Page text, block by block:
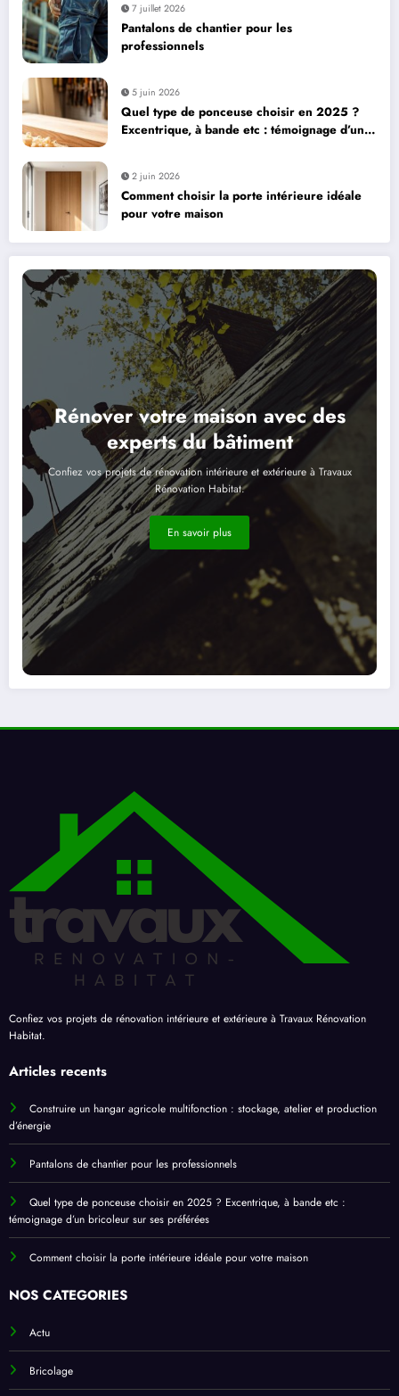
7 juillet 2026
Pantalons de chantier pour les
professionnels
5 juin 2026
Quel type de ponceuse choisir en 2025 ?
Excentrique, à bande etc : témoignage d’un
2 juin 2026
Comment choisir la porte intérieure idéale
pour votre maison
Rénover votre maison avec des
experts du bâtiment
Confiez vos projets de rénovation intérieure et extérieure à Travaux
Rénovation Habitat.
En savoir plus
Confiez vos projets de rénovation intérieure et extérieure à Travaux Rénovation
Habitat.
Articles recents
Construire un hangar agricole multifonction : stockage, atelier et production
d’énergie
Pantalons de chantier pour les professionnels
Quel type de ponceuse choisir en 2025 ? Excentrique, à bande etc :
témoignage d’un bricoleur sur ses préférées
Comment choisir la porte intérieure idéale pour votre maison
NOS CATEGORIES
Actu
Bricolage